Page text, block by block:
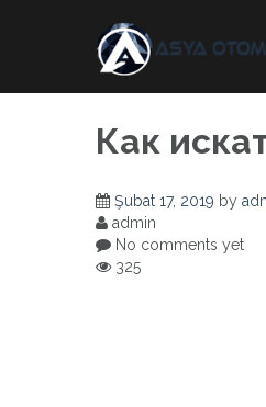
Как
Şubat 17, 2019 by
admin
No comments yet
325